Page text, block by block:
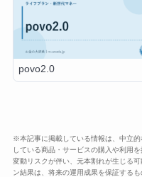
povo2.0
※本記事に掲載している情報は、中立
している商品・サービスの購入や利用
変動リスクが伴い、元本割れが生じる
ン結果は、将来の運用成果を保証する